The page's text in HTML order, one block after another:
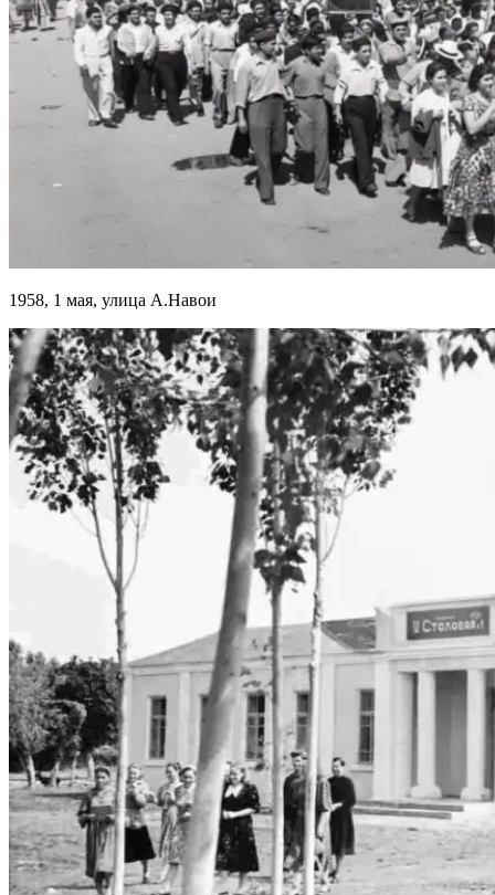
1958, 1 мая, улица А.Навои